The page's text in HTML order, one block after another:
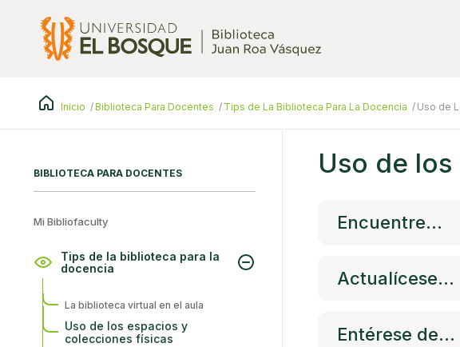
contenido
principal
Inicio Biblioteca Para Docentes Tips de La Biblioteca Para La Docencia Uso de
BIBLIOTECA PARA DOCENTES
Mi Bibliofaculty
Tips de la biblioteca para la
docencia
La biblioteca virtual en el aula
Uso de los espacios y
colecciones físicas
Uso de
Encuentre...
Actualícese...
Entérese de...